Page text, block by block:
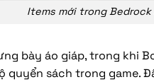
Items mới trong Bedrock
bày áo giáp, trong khi
quyển sách trong game.